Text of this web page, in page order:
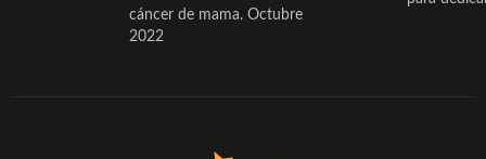
cáncer de mama. Octubre
2022